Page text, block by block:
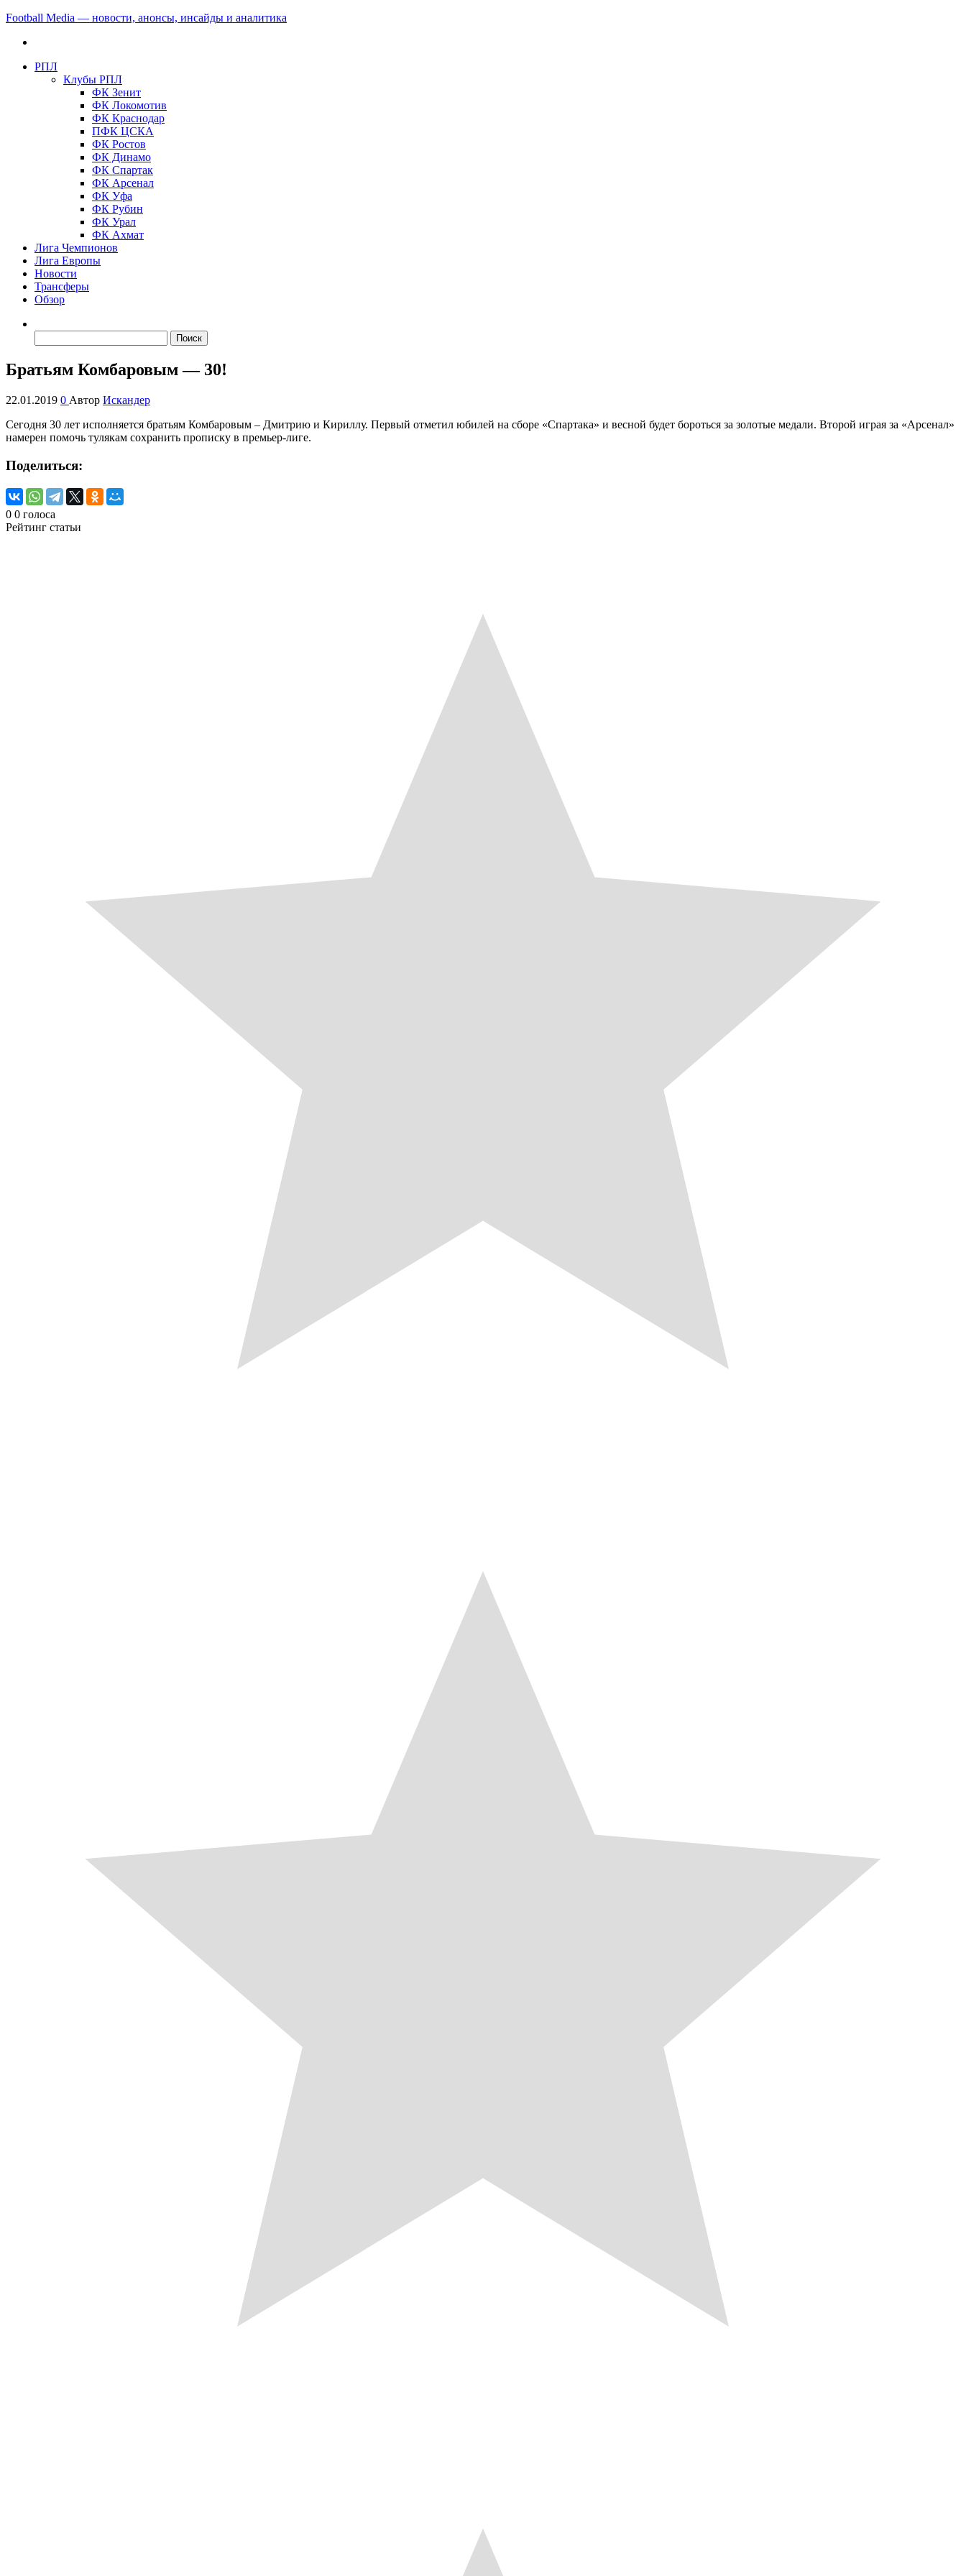
Football Media — новости, анонсы, инсайды и аналитика
РПЛ
Клубы РПЛ
ФК Зенит
ФК Локомотив
ФК Краснодар
ПФК ЦСКА
ФК Ростов
ФК Динамо
ФК Спартак
ФК Арсенал
ФК Уфа
ФК Рубин
ФК Урал
ФК Ахмат
Лига Чемпионов
Лига Европы
Новости
Трансферы
Обзор
Братьям Комбаровым — 30!
22.01.2019 0 Автор Искандер
Сегодня 30 лет исполняется братьям Комбаровым – Дмитрию и Кириллу. Первый отметил юбилей на сборе «Спартака» и весной будет бороться за золотые медали. Второй играя за «Арсенал»
намерен помочь тулякам сохранить прописку в премьер-лиге.
Поделиться:
0 0 голоса
Рейтинг статьи